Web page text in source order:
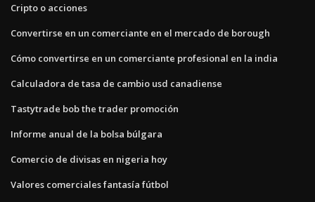
Cripto o acciones
Convertirse en un comerciante en el mercado de borough
Cómo convertirse en un comerciante profesional en la india
Calculadora de tasa de cambio usd canadiense
Tastytrade bob the trader promoción
Informe anual de la bolsa búlgara
Comercio de divisas en nigeria hoy
Valores comerciales fantasía fútbol